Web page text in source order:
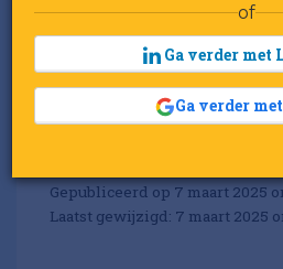
Winnaar/
week: Zalando
Gepubliceerd op 7 maart 2025
Laatst gewijzigd: 7 maart 2025
of
Ga verder met
Ga verder